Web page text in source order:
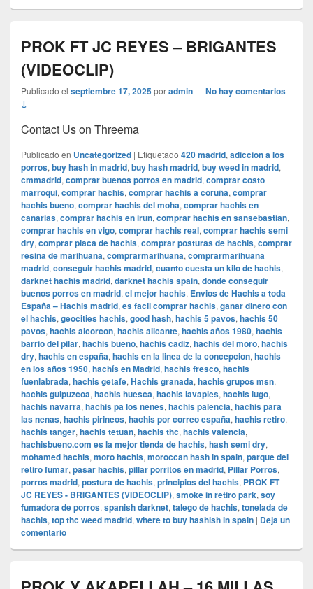
PROK FT JC REYES – BRIGANTES
(VIDEOCLIP)
Publicado el septiembre 17, 2025poradmin—No hay comentarios
↓
Contact Us on Threema
Publicado en Uncategorized | Etiquetado 420 madrid, adiccion a los
porros, buy hash in madrid, buy hash madrid, buy weed in madrid,
cmmadrid, comprar buenos porros en madrid, comprar costo
marroqui, comprar hachis, comprar hachis a coruña, comprar
hachis bueno, comprar hachis del moha, comprar hachis en
canarias, comprar hachis en irun, comprar hachis en sansebastian,
comprar hachis en vigo, comprar hachis real, comprar hachis semi
dry, comprar placa de hachis, comprar posturas de hachis, comprar
resina de marihuana, comprarmarihuana, comprarmarihuana
madrid, conseguir hachis madrid, cuanto cuesta un kilo de hachis,
darknet hachis madrid, darknet hachis spain, donde conseguir
buenos porros en madrid, el mejor hachis, Envios de Hachis a toda
España – Hachis madrid, es facil comprar hachis, ganar dinero con
el hachis, geocities hachis, good hash, hachis 5 pavos, hachis 50
pavos, hachis alcorcon, hachis alicante, hachis años 1980, hachis
barrio del pilar, hachis bueno, hachis cadiz, hachis del moro, hachis
dry, hachis en españa, hachis en la linea de la concepcion, hachis
en los años 1950, hachís en Madrid, hachis fresco, hachis
fuenlabrada, hachis getafe, Hachis granada, hachis grupos msn,
hachis guipuzcoa, hachis huesca, hachis lavapies, hachis lugo,
hachis navarra, hachis pa los nenes, hachis palencia, hachis para
las nenas, hachis pirineos, hachis por correo españa, hachis retiro,
hachis tanger, hachis tetuan, hachis thc, hachis valencia,
hachisbueno.com es la mejor tienda de hachis, hash semi dry,
mohamed hachis, moro hachis, moroccan hash in spain, parque del
retiro fumar, pasar hachis, pillar porritos en madrid, Pillar Porros,
porros madrid, postura de hachis, principios del hachis, PROK FT
JC REYES - BRIGANTES (VIDEOCLIP), smoke in retiro park, soy
fumadora de porros, spanish darknet, talego de hachis, tonelada de
hachis, top thc weed madrid, where to buy hashish in spain | Deja un
comentario